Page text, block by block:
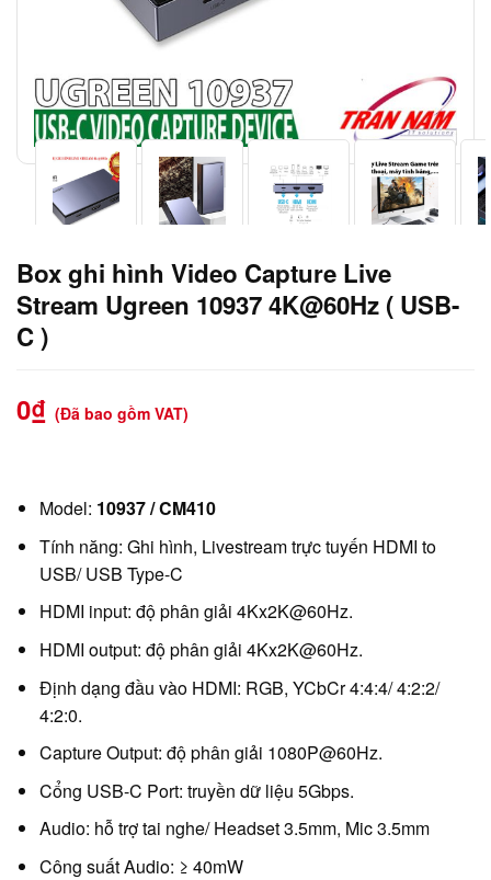
Box ghi hình Video Capture Live
Stream Ugreen 10937 4K@60Hz ( USB-
C )
0₫ (Đã bao gồm VAT)
Model: 10937 / CM410
Tính năng: Ghi hình, Livestream trực tuyến HDMI to
USB/ USB Type-C
HDMI input: độ phân giải 4Kx2K@60Hz.
HDMI output: độ phân giải 4Kx2K@60Hz.
Định dạng đầu vào HDMI: RGB, YCbCr 4:4:4/ 4:2:2/
4:2:0.
Capture Output: độ phân giải 1080P@60Hz.
Cổng USB-C Port: truyền dữ liệu 5Gbps.
Audio: hỗ trợ tai nghe/ Headset 3.5mm, Mic 3.5mm
Công suất Audio: ≥ 40mW